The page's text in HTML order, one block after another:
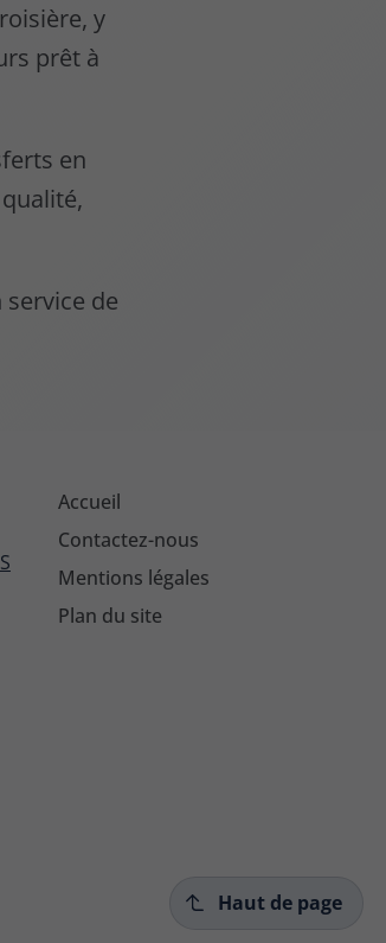
y
prêt à
en
de
Accueil
Contactez-nous
Mentions légales
Plan du site
Haut de page